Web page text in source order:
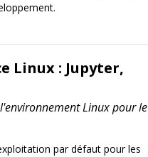
Linux : Jupyter,
Linux pour le
par défaut pour les